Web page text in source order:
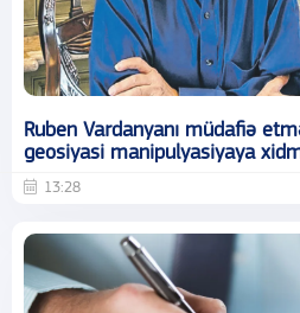
Ruben Vardanyanı müdafiə
geosiyasi manipulyasiyaya
13:28